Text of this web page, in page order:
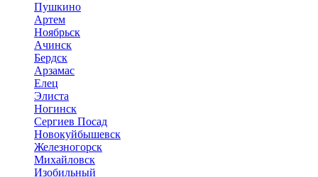
Пушкино
Артем
Ноябрьск
Ачинск
Бердск
Арзамас
Елец
Элиста
Ногинск
Сергиев Посад
Новокуйбышевск
Железногорск
Михайловск
Изобильный